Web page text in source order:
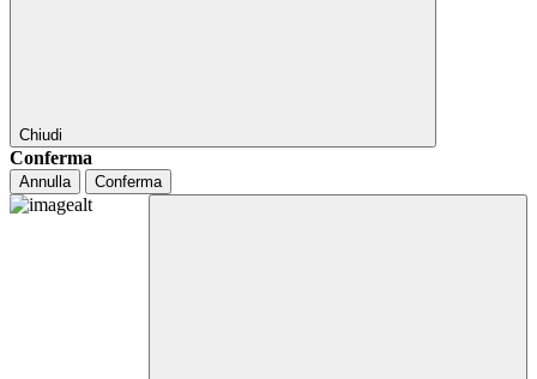
Chiudi
Conferma
Annulla Conferma